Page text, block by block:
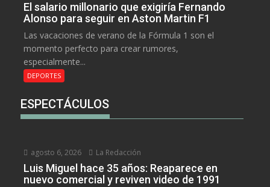
El salario millonario que exigiría Fernando
Alonso para seguir en Aston Martin F1
Las vacaciones de verano de la Fórmula 1 son el
momento perfecto para crear rumores,
especialmente...
DEPORTES
ESPECTÁCULOS
agosto 6, 2026 La Redacción
Luis Miguel hace 35 años: Reaparece en
nuevo comercial y reviven video de 1991